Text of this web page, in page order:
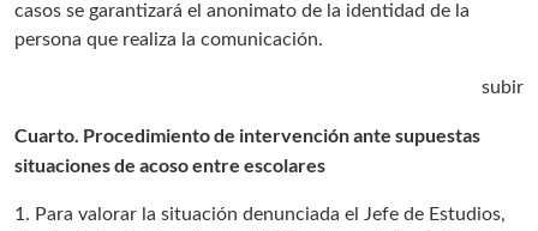
casos se garantizará el anonimato de la identidad de la
persona que realiza la comunicación.
subir
Cuarto. Procedimiento de intervención ante supuestas
situaciones de acoso entre escolares
1. Para valorar la situación denunciada el Jefe de Estudios,